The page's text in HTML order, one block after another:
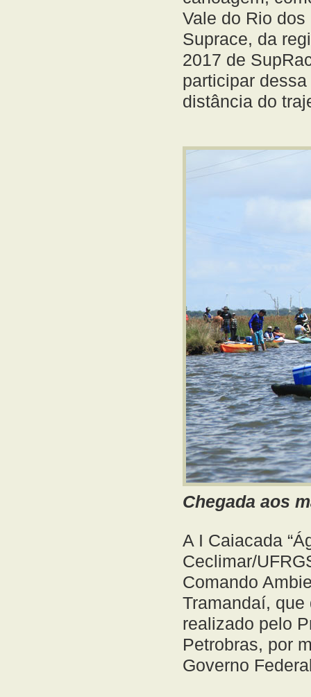
Vale do Rio
Suprace, da
2017 de
participar
distância do
Chegada aos
A I Caiacada
Ceclimar/
Comando
Tramandaí,
realizado pelo
Petrobras, por
Governo